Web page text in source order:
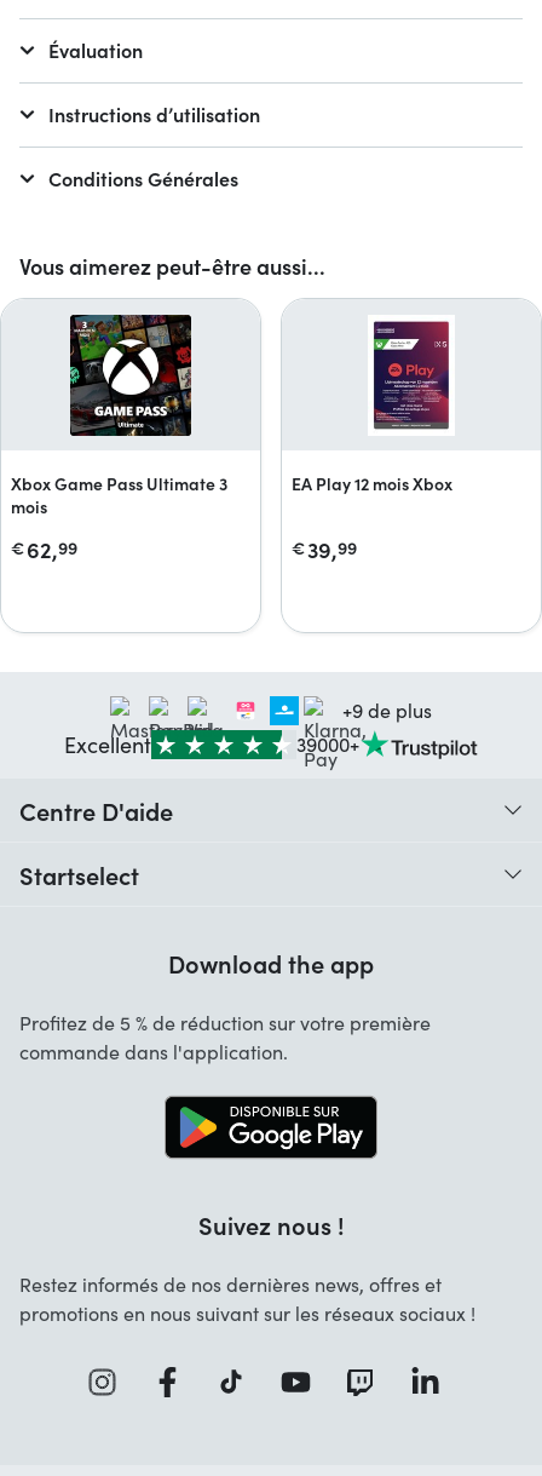
Vous aimerez peut-être aussi...
Xbox Game Pass Ultimate 3
mois
€62,99
EA Play 12 mois Xbox
€39,99
Évaluation
Instructions d’utilisation
Conditions Générales
+9 de plus
Excellent 39000+
Centre D'aide
Contact
Startselect
Startselect App
Emplois
Download the app
Profitez de 5 % de réduction sur votre première
commande dans l'application.
Suivez nous !
Restez informés de nos dernières news, offres et
promotions en nous suivant sur les réseaux sociaux !